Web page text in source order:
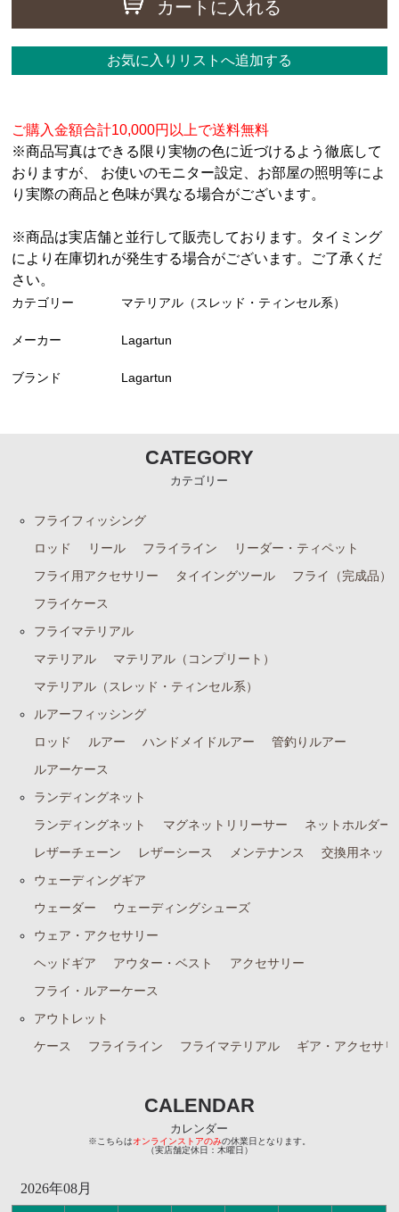
カートに入れる
お気に入りリストへ追加する
ご購入金額合計10,000円以上で送料無料
※商品写真はできる限り実物の色に近づけるよう徹底して
おりますが、 お使いのモニター設定、お部屋の照明等によ
り実際の商品と色味が異なる場合がございます。
※商品は実店舗と並行して販売しております。タイミング
により在庫切れが発生する場合がございます。ご了承くだ
さい。
カテゴリー マテリアル（スレッド・ティンセル系）
メーカー Lagartun
ブランド Lagartun
CATEGORY
カテゴリー
フライフィッシング
ロッド
リール フライライン
リーダー・ティペット
フライ用アクセサリー
タイイングツール
フライ（完成品）
フライケース
フライマテリアル
マテリアル
マテリアル（コンプリート）
マテリアル（スレッド・ティンセル系）
ルアーフィッシング
ロッド
ルアー ハンドメイドルアー
管釣りルアー
ルアーケース
ランディングネット
ランディングネット
マグネットリリーサー
ネットホルダー
レザーチェーン
レザーシース メンテナンス
交換用ネット
ウェーディングギア
ウェーダー
ウェーディングシューズ
ウェア・アクセサリー
ヘッドギア
アウター・ベスト
アクセサリー
フライ・ルアーケース
アウトレット
ケース
フライライン フライマテリアル ギア・アクセサ
CALENDAR
カレンダー
※こちらはオンラインストアのみの休業日となります。
（実店舗定休日：木曜日）
2026年08月